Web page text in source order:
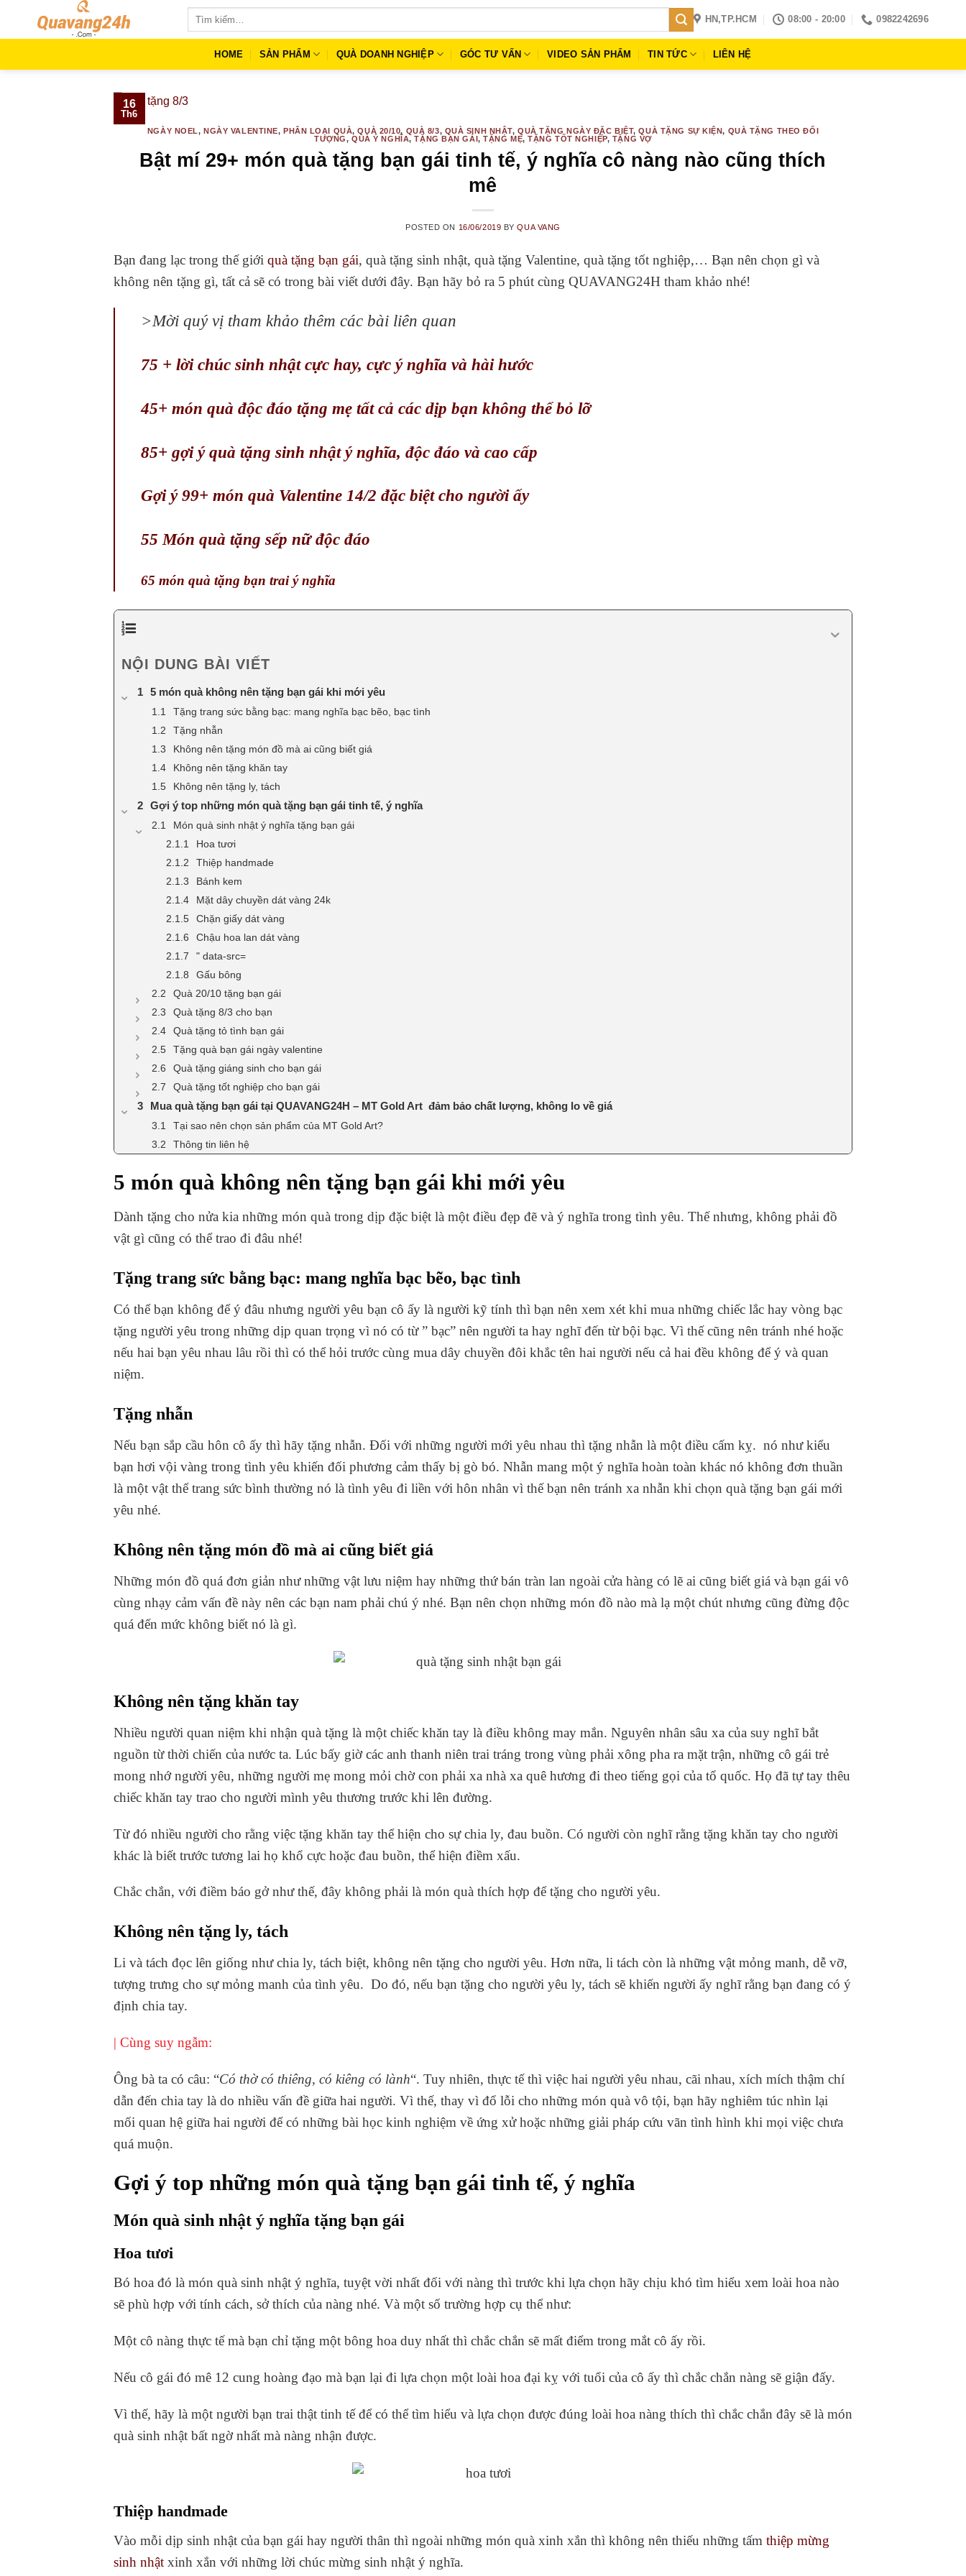
HN,TP.HCM 08:00 - 20:00 0982242696
HOME SẢN PHẨM QUÀ DOANH NGHIỆP GÓC TƯ VẤN VIDEO SẢN PHẨM TIN TỨC LIÊN HỆ
16
Th6
NGÀY NOEL, NGÀY VALENTINE, PHÂN LOẠI QUÀ,QUÀ 20/10, QUÀ 8/3, QUÀ SINH NHẬT,QUÀ TẶNG NGÀY ĐẶC BIỆT,QUÀ TẶNG SỰ KIỆN, QUÀ TẶNG THEO ĐỐI
TƯỢNG,QUÀ Ý NGHĨA,TẶNG BẠN GÁI,TẶNG MẸ,TẶNG TỐT NGHIỆP, TẶNG VỢ
Bật mí 29+ món quà tặng bạn gái tinh tế, ý nghĩa cô nàng nào cũng thích
mê
POSTED ON 16/06/2019 BYQUA VANG
Bạn đang lạc trong thế giới quà tặng bạn gái, quà tặng sinh nhật, quà tặng Valentine, quà tặng tốt nghiệp,… Bạn nên chọn gì và
không nên tặng gì, tất cả sẽ có trong bài viết dưới đây. Bạn hãy bỏ ra 5 phút cùng QUAVANG24H tham khảo nhé!
>Mời quý vị tham khảo thêm các bài liên quan
75 + lời chúc sinh nhật cực hay, cực ý nghĩa và hài hước
45+ món quà độc đáo tặng mẹ tất cả các dịp bạn không thể bỏ lỡ
85+ gợi ý quà tặng sinh nhật ý nghĩa, độc đáo và cao cấp
Gợi ý 99+ món quà Valentine 14/2 đặc biệt cho người ấy
55 Món quà tặng sếp nữ độc đáo
65 món quà tặng bạn trai ý nghĩa
NỘI DUNG BÀI VIẾT
5 món quà không nên tặng bạn gái khi mới yêu
Tặng trang sức bằng bạc: mang nghĩa bạc bẽo, bạc tình
Tặng nhẫn
Không nên tặng món đồ mà ai cũng biết giá
Không nên tặng khăn tay
Không nên tặng ly, tách
Gợi ý top những món quà tặng bạn gái tinh tế, ý nghĩa
Món quà sinh nhật ý nghĩa tặng bạn gái
Hoa tươi
Thiệp handmade
Bánh kem
Mặt dây chuyền dát vàng 24k
Chặn giấy dát vàng
Chậu hoa lan dát vàng
" data-src=
Gấu bông
Quà 20/10 tặng bạn gái
Quà tặng 8/3 cho bạn
Quà tặng tỏ tình bạn gái
Tặng quà bạn gái ngày valentine
Quà tặng giáng sinh cho bạn gái
Quà tặng tốt nghiệp cho bạn gái
Mua quà tặng bạn gái tại QUAVANG24H – MT Gold Art đảm bảo chất lượng, không lo về giá
Tại sao nên chọn sản phẩm của MT Gold Art?
Thông tin liên hệ
5 món quà không nên tặng bạn gái khi mới yêu
Dành tặng cho nửa kia những món quà trong dịp đặc biệt là một điều đẹp đẽ và ý nghĩa trong tình yêu. Thế nhưng, không phải đồ
vật gì cũng có thể trao đi đâu nhé!
Tặng trang sức bằng bạc: mang nghĩa bạc bẽo, bạc tình
Có thể bạn không để ý đâu nhưng người yêu bạn cô ấy là người kỹ tính thì bạn nên xem xét khi mua những chiếc lắc hay vòng bạc
tặng người yêu trong những dịp quan trọng vì nó có từ ” bạc” nên người ta hay nghĩ đến từ bội bạc. Vì thế cũng nên tránh nhé hoặc
nếu hai bạn yêu nhau lâu rồi thì có thể hỏi trước cùng mua dây chuyền đôi khắc tên hai người nếu cả hai đều không để ý và quan
niệm.
Tặng nhẫn
Nếu bạn sắp cầu hôn cô ấy thì hãy tặng nhẫn. Đối với những người mới yêu nhau thì tặng nhẫn là một điều cấm kỵ. nó như kiểu
bạn hơi vội vàng trong tình yêu khiến đối phương cảm thấy bị gò bó. Nhẫn mang một ý nghĩa hoàn toàn khác nó không đơn thuần
là một vật thể trang sức bình thường nó là tình yêu đi liền với hôn nhân vì thế bạn nên tránh xa nhẫn khi chọn quà tặng bạn gái mới
yêu nhé.
Không nên tặng món đồ mà ai cũng biết giá
Những món đồ quá đơn giản như những vật lưu niệm hay những thứ bán tràn lan ngoài cửa hàng có lẽ ai cũng biết giá và bạn gái vô
cùng nhạy cảm vấn đề này nên các bạn nam phải chú ý nhé. Bạn nên chọn những món đồ nào mà lạ một chút nhưng cũng đừng độc
quá đến mức không biết nó là gì.
Không nên tặng khăn tay
Nhiều người quan niệm khi nhận quà tặng là một chiếc khăn tay là điều không may mắn. Nguyên nhân sâu xa của suy nghĩ bắt
nguồn từ thời chiến của nước ta. Lúc bấy giờ các anh thanh niên trai tráng trong vùng phải xông pha ra mặt trận, những cô gái trẻ
mong nhớ người yêu, những người mẹ mong mỏi chờ con phải xa nhà xa quê hương đi theo tiếng gọi của tổ quốc. Họ đã tự tay thêu
chiếc khăn tay trao cho người mình yêu thương trước khi lên đường.
Từ đó nhiều người cho rằng việc tặng khăn tay thể hiện cho sự chia ly, đau buồn. Có người còn nghĩ rằng tặng khăn tay cho người
khác là biết trước tương lai họ khổ cực hoặc đau buồn, thể hiện điềm xấu.
Chắc chắn, với điềm báo gở như thế, đây không phải là món quà thích hợp để tặng cho người yêu.
Không nên tặng ly, tách
Li và tách đọc lên giống như chia ly, tách biệt, không nên tặng cho người yêu. Hơn nữa, li tách còn là những vật mỏng manh, dễ vỡ,
tượng trưng cho sự mỏng manh của tình yêu. Do đó, nếu bạn tặng cho người yêu ly, tách sẽ khiến người ấy nghĩ rằng bạn đang có ý
định chia tay.
| Cùng suy ngẫm:
Ông bà ta có câu: “Có thờ có thiêng, có kiêng có lành“. Tuy nhiên, thực tế thì việc hai người yêu nhau, cãi nhau, xích mích thậm chí
dẫn đến chia tay là do nhiều vấn đề giữa hai người. Vì thế, thay vì đổ lỗi cho những món quà vô tội, bạn hãy nghiêm túc nhìn lại
mối quan hệ giữa hai người để có những bài học kinh nghiệm về ứng xử hoặc những giải pháp cứu vãn tình hình khi mọi việc chưa
quá muộn.
Gợi ý top những món quà tặng bạn gái tinh tế, ý nghĩa
Món quà sinh nhật ý nghĩa tặng bạn gái
Hoa tươi
Bó hoa đó là món quà sinh nhật ý nghĩa, tuyệt vời nhất đối với nàng thì trước khi lựa chọn hãy chịu khó tìm hiểu xem loài hoa nào
sẽ phù hợp với tính cách, sở thích của nàng nhé. Và một số trường hợp cụ thể như:
Một cô nàng thực tế mà bạn chỉ tặng một bông hoa duy nhất thì chắc chắn sẽ mất điểm trong mắt cô ấy rồi.
Nếu cô gái đó mê 12 cung hoàng đạo mà bạn lại đi lựa chọn một loài hoa đại kỵ với tuổi của cô ấy thì chắc chắn nàng sẽ giận đấy.
Vì thế, hãy là một người bạn trai thật tinh tế để có thể tìm hiểu và lựa chọn được đúng loài hoa nàng thích thì chắc chắn đây sẽ là món
quà sinh nhật bất ngờ nhất mà nàng nhận được.
Thiệp handmade
Vào mỗi dịp sinh nhật của bạn gái hay người thân thì ngoài những món quà xinh xắn thì không nên thiếu những tấm thiệp mừng
sinh nhậtxinh xắn với những lời chúc mừng sinh nhật ý nghĩa.